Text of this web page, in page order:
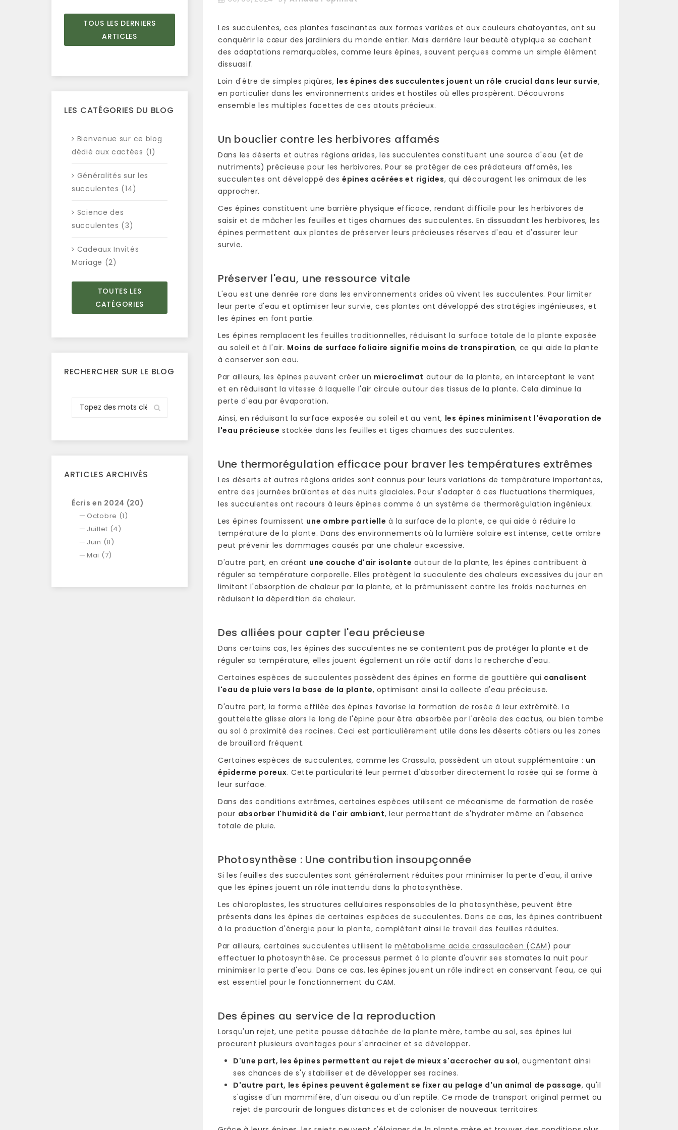
TOUS LES DERNIERS
ARTICLES
LES CATÉGORIES DU BLOG
Bienvenue sur ce blog
dédié aux cactées (1)
Généralités sur les
succulentes (14)
Science des
succulentes (3)
Cadeaux Invités
Mariage (2)
TOUTES LES
CATÉGORIES
RECHERCHER SUR LE BLOG
ARTICLES ARCHIVÉS
Écris en 2024 (20)
Octobre (1)
Juillet (4)
Juin (8)
Mai (7)
Les succulentes, ces plantes fascinantes aux formes variées et aux couleurs chatoyantes, ont su
conquérir le cœur des jardiniers du monde entier. Mais derrière leur beauté atypique se cachent
des adaptations remarquables, comme leurs épines, souvent perçues comme un simple élément
dissuasif.
Loin d'être de simples piqûres, les épines des succulentes jouent un rôle crucial dans leur survie,
en particulier dans les environnements arides et hostiles où elles prospèrent. Découvrons
ensemble les multiples facettes de ces atouts précieux.
Un bouclier contre les herbivores affamés
Dans les déserts et autres régions arides, les succulentes constituent une source d'eau (et de
nutriments) précieuse pour les herbivores. Pour se protéger de ces prédateurs affamés, les
succulentes ont développé des épines acérées et rigides, qui découragent les animaux de les
approcher.
Ces épines constituent une barrière physique efficace, rendant difficile pour les herbivores de
saisir et de mâcher les feuilles et tiges charnues des succulentes. En dissuadant les herbivores, les
épines permettent aux plantes de préserver leurs précieuses réserves d'eau et d'assurer leur
survie.
Préserver l'eau, une ressource vitale
L'eau est une denrée rare dans les environnements arides où vivent les succulentes. Pour limiter
leur perte d'eau et optimiser leur survie, ces plantes ont développé des stratégies ingénieuses, et
les épines en font partie.
Les épines remplacent les feuilles traditionnelles, réduisant la surface totale de la plante exposée
au soleil et à l'air. Moins de surface foliaire signifie moins de transpiration, ce qui aide la plante
à conserver son eau.
Par ailleurs, les épines peuvent créer un microclimat autour de la plante, en interceptant le vent
et en réduisant la vitesse à laquelle l'air circule autour des tissus de la plante. Cela diminue la
perte d'eau par évaporation.
Ainsi, en réduisant la surface exposée au soleil et au vent, les épines minimisent l'évaporation de
l'eau précieuse stockée dans les feuilles et tiges charnues des succulentes.
Une thermorégulation efficace pour braver les températures extrêmes
Les déserts et autres régions arides sont connus pour leurs variations de température importantes,
entre des journées brûlantes et des nuits glaciales. Pour s'adapter à ces fluctuations thermiques,
les succulentes ont recours à leurs épines comme à un système de thermorégulation ingénieux.
Les épines fournissent une ombre partielle à la surface de la plante, ce qui aide à réduire la
température de la plante. Dans des environnements où la lumière solaire est intense, cette ombre
peut prévenir les dommages causés par une chaleur excessive.
D'autre part, en créant une couche d'air isolante autour de la plante, les épines contribuent à
réguler sa température corporelle. Elles protègent la succulente des chaleurs excessives du jour en
limitant l'absorption de chaleur par la plante, et la prémunissent contre les froids nocturnes en
réduisant la déperdition de chaleur.
Des alliées pour capter l'eau précieuse
Dans certains cas, les épines des succulentes ne se contentent pas de protéger la plante et de
réguler sa température, elles jouent également un rôle actif dans la recherche d'eau.
Certaines espèces de succulentes possèdent des épines en forme de gouttière qui canalisent
l'eau de pluie vers la base de la plante, optimisant ainsi la collecte d'eau précieuse.
D'autre part, la forme effilée des épines favorise la formation de rosée à leur extrémité. La
gouttelette glisse alors le long de l'épine pour être absorbée par l'aréole des cactus, ou bien tombe
au sol à proximité des racines. Ceci est particulièrement utile dans les déserts côtiers ou les zones
de brouillard fréquent.
Certaines espèces de succulentes, comme les Crassula, possèdent un atout supplémentaire : un
épiderme poreux. Cette particularité leur permet d'absorber directement la rosée qui se forme à
leur surface.
Dans des conditions extrêmes, certaines espèces utilisent ce mécanisme de formation de rosée
pour absorber l'humidité de l'air ambiant, leur permettant de s'hydrater même en l'absence
totale de pluie.
Photosynthèse : Une contribution insoupçonnée
Si les feuilles des succulentes sont généralement réduites pour minimiser la perte d'eau, il arrive
que les épines jouent un rôle inattendu dans la photosynthèse.
Les chloroplastes, les structures cellulaires responsables de la photosynthèse, peuvent être
présents dans les épines de certaines espèces de succulentes. Dans ce cas, les épines contribuent
à la production d'énergie pour la plante, complétant ainsi le travail des feuilles réduites.
Par ailleurs, certaines succulentes utilisent lemétabolisme acide crassulacéen (CAM) pour
effectuer la photosynthèse. Ce processus permet à la plante d'ouvrir ses stomates la nuit pour
minimiser la perte d'eau. Dans ce cas, les épines jouent un rôle indirect en conservant l'eau, ce qui
est essentiel pour le fonctionnement du CAM.
Des épines au service de la reproduction
Lorsqu'un rejet, une petite pousse détachée de la plante mère, tombe au sol, ses épines lui
procurent plusieurs avantages pour s'enraciner et se développer.
D'une part, les épines permettent au rejet de mieux s'accrocher au sol, augmentant ainsi
ses chances de s'y stabiliser et de développer ses racines.
D'autre part, les épines peuvent également se fixer au pelage d'un animal de passage, qu'il
s'agisse d'un mammifère, d'un oiseau ou d'un reptile. Ce mode de transport original permet au
rejet de parcourir de longues distances et de coloniser de nouveaux territoires.